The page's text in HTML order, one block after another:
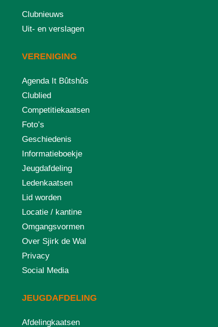
Clubnieuws
Uit- en verslagen
VERENIGING
Agenda It Bûtshûs
Clublied
Competitiekaatsen
Foto’s
Geschiedenis
Informatieboekje
Jeugdafdeling
Ledenkaatsen
Lid worden
Locatie / kantine
Omgangsvormen
Over Sjirk de Wal
Privacy
Social Media
JEUGDAFDELING
Afdelingkaatsen